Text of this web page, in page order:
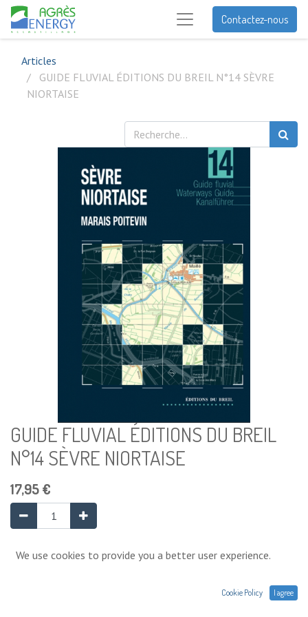
Contactez-nous
Articles
GUIDE FLUVIAL ÉDITIONS DU BREIL N°14 SÈVRE
NIORTAISE
GUIDE FLUVIAL ÉDITIONS DU BREIL
N°14 SÈVRE NIORTAISE
17,95€
Ajouter au panier
We use cookies to provide you a better user experience.
Cookie Policy I agree